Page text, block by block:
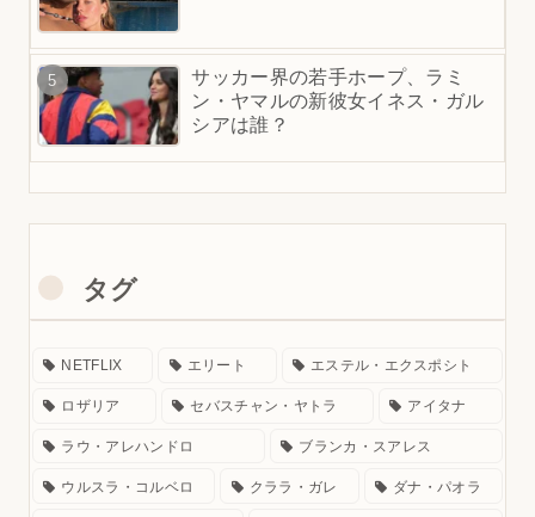
サッカー界の若手ホープ、ラミ
ン・ヤマルの新彼女イネス・ガル
シアは誰？
タグ
NETFLIX エリート エステル・エクスポシト
ロザリア セバスチャン・ヤトラ アイタナ
ラウ・アレハンドロ ブランカ・スアレス
ウルスラ・コルベロ クララ・ガレ ダナ・パオラ